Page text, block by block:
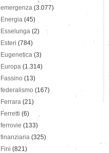
emergenza (3.077)
Energia (45)
Esselunga (2)
Esteri (784)
Eugenetica (3)
Europa (1.314)
Fassino (13)
federalismo (167)
Ferrara (21)
Ferretti (6)
ferrovie (133)
finanziaria (325)
Fini (821)